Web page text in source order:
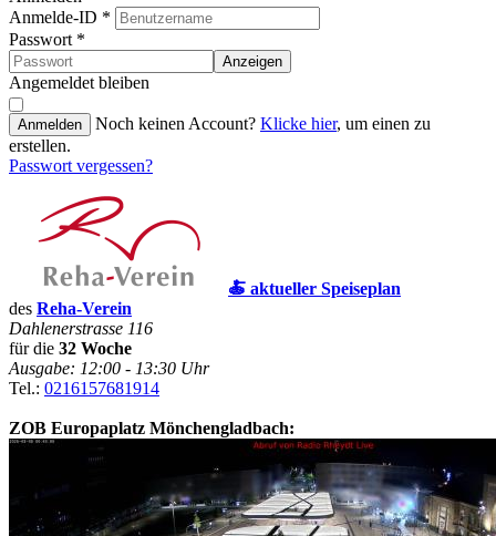
Anmelde-ID *
Passwort *
Anzeigen
Angemeldet bleiben
Anmelden Noch keinen Account? Klicke hier, um einen zu
erstellen.
Passwort vergessen?
🍝 aktueller Speiseplan
des Reha-Verein
Dahlenerstrasse 116
für die 32 Woche
Ausgabe: 12:00 - 13:30 Uhr
Tel.: 0216157681914
ZOB Europaplatz Mönchengladbach: